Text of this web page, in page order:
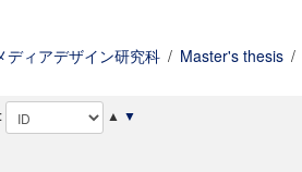
ディアデザイン研究科 / Master's thesis /
▲ ▼